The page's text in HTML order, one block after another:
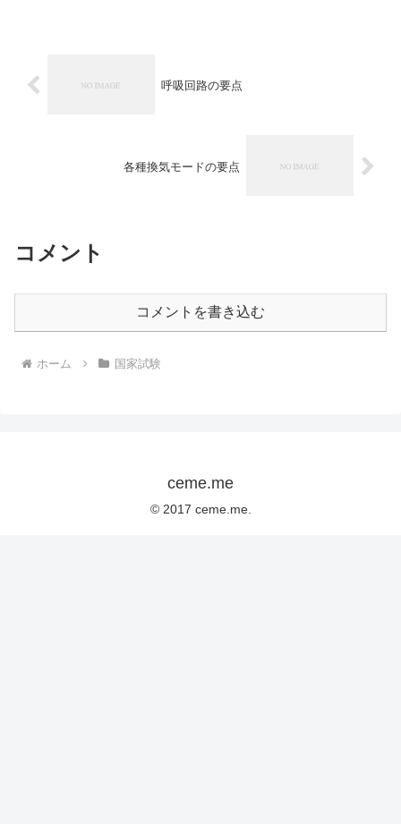
呼吸回路の要点
各種換気モードの要点
コメント
コメントを書き込む
ホーム 国家試験
ceme.me
© 2017 ceme.me.